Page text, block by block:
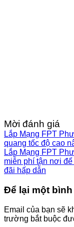
Mời đánh giá
Lắp Mạng FPT
quang tốc độ cao
Lắp Mạng FPT
miễn phí tận nơi
đãi hấp dẫn
Để lại một
Email của bạn sẽ
trường bắt buộc